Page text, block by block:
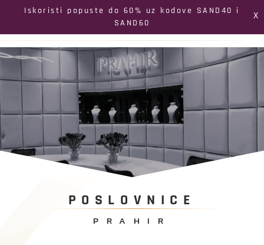
Iskoristi popuste do 60% uz kodove SAND40 i
SAND60
X
Izbornik
Profil Pretraga
POSLOVNICE
PRAHIR